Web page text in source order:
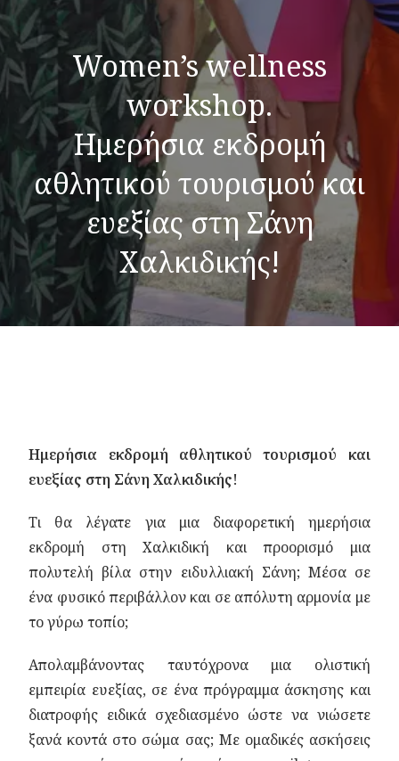
Women’s wellness
workshop.
Ημερήσια εκδρομή
αθλητικού τουρισμού και
ευεξίας στη Σάνη
Χαλκιδικής!
Ημερήσια εκδρομή αθλητικού τουρισμού και
ευεξίας στη Σάνη Χαλκιδικής!
Τι θα λέγατε για μια διαφορετική ημερήσια
εκδρομή στη Χαλκιδική και προορισμό μια
πολυτελή βίλα στην ειδυλλιακή Σάνη; Μέσα σε
ένα φυσικό περιβάλλον και σε απόλυτη αρμονία με
το γύρω τοπίο;
Απολαμβάνοντας ταυτόχρονα μια ολιστική
εμπειρία ευεξίας, σε ένα πρόγραμμα άσκησης και
διατροφής ειδικά σχεδιασμένο ώστε να νιώσετε
ξανά κοντά στο σώμα σας; Με ομαδικές ασκήσεις